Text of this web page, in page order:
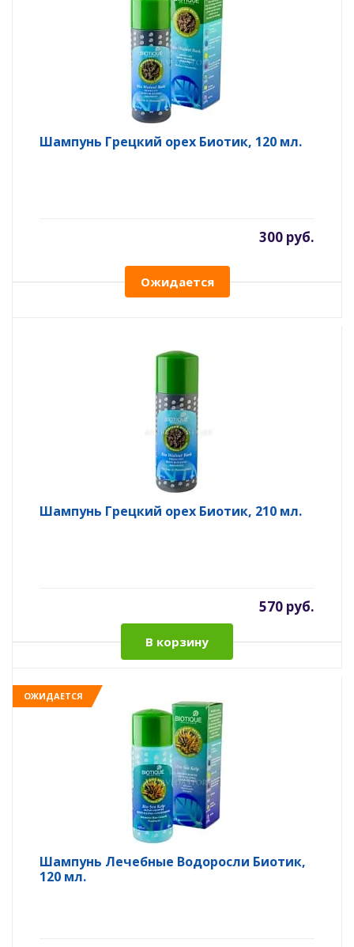
Шампунь Грецкий орех Биотик, 120 мл.
300 руб.
Ожидается
Шампунь Грецкий орех Биотик, 210 мл.
570 руб.
В корзину
ОЖИДАЕТСЯ
Шампунь Лечебные Водоросли Биотик,
120 мл.